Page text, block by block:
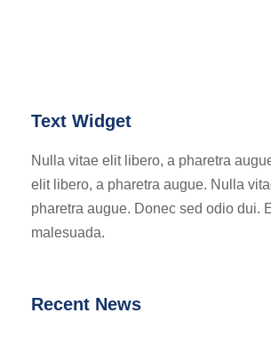
Text Widget
Nulla vitae elit libero, a pharetra
elit libero, a pharetra augue. Nulla
pharetra augue. Donec sed odio dui.
malesuada.
Recent News